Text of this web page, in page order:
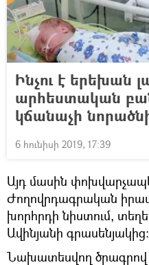
Ինչու է երեխան
արհեստական
կճանաչի
6 հունիսի 2019, 17:39
Այդ մասին
Ժողովրդագրական
խորհրդի նիստում,
Ավինյանի գրասենյակից:
Նախատեսվող ծրագրով